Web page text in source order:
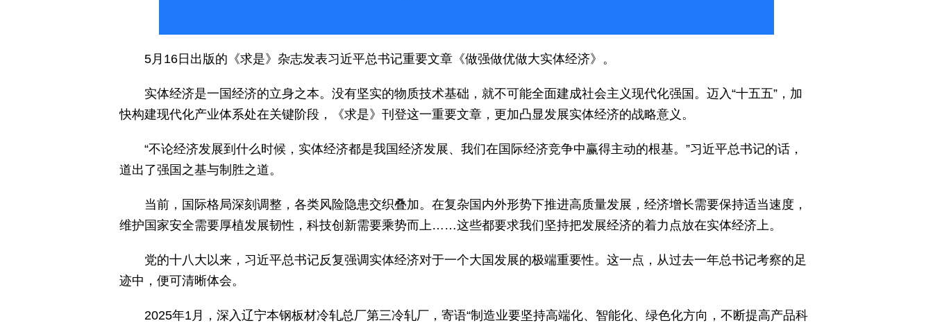
5月16日出版的《求是》杂志发表习近平总书记重要文章《做强做优做大实体经济》。
实体经济是一国经济的立身之本。没有坚实的物质技术基础，就不可能全面建成社会主义现代化强国。迈入“十五五”，加
快构建现代化产业体系处在关键阶段，《求是》刊登这一重要文章，更加凸显发展实体经济的战略意义。
“不论经济发展到什么时候，实体经济都是我国经济发展、我们在国际经济竞争中赢得主动的根基。”习近平总书记的话，
道出了强国之基与制胜之道。
当前，国际格局深刻调整，各类风险隐患交织叠加。在复杂国内外形势下推进高质量发展，经济增长需要保持适当速度，
维护国家安全需要厚植发展韧性，科技创新需要乘势而上……这些都要求我们坚持把发展经济的着力点放在实体经济上。
党的十八大以来，习近平总书记反复强调实体经济对于一个大国发展的极端重要性。这一点，从过去一年总书记考察的足
迹中，便可清晰体会。
2025年1月，深入辽宁本钢板材冷轧总厂第三冷轧厂，寄语“制造业要坚持高端化、智能化、绿色化方向，不断提高产品科